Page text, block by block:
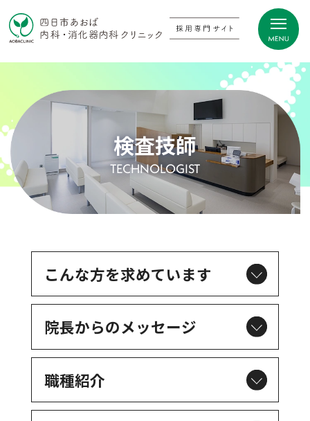
検査技師
TECHNOLOGIST
こんな方を求めています
院長からのメッセージ
職種紹介